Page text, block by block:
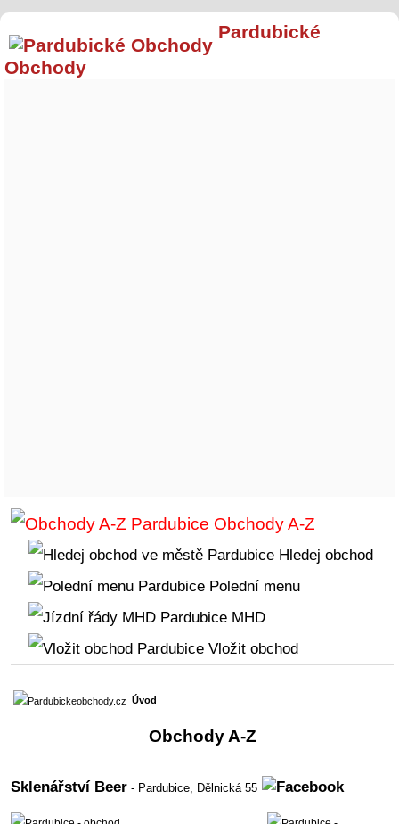
Pardubické
Obchody
Obchody A-Z
Hledej obchod
Polední menu
MHD
Vložit obchod
Úvod
Obchody A-Z
Sklenářství Beer - Pardubice, Dělnická 55